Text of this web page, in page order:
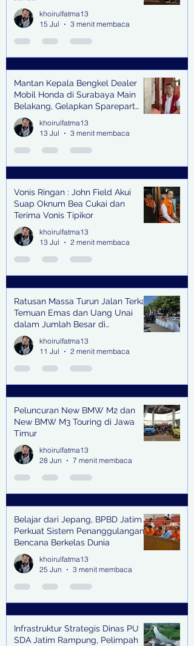
khoirulfatma13
15 Jul
3 menit membaca
Mantan Kepala Bengkel Dealer
Mobil Honda di Surabaya Main
Belakang, Gelapkan Sparepart
Senilai Rp 1,9 Miliar
khoirulfatma13
13 Jul
3 menit membaca
Vonis Ringan : John Field Akui
Suap Oknum Bea Cukai dan
Terima Vonis Tipikor
khoirulfatma13
13 Jul
2 menit membaca
Ratusan Massa Turun Jalan Terkait
Temuan Emas dan Uang Unai
dalam Jumlah Besar di
Lingkungan Jampidsus Kejaksaan
Agung RI di Jakarta
khoirulfatma13
11 Jul
2 menit membaca
Peluncuran New BMW M2 dan
New BMW M3 Touring di Jawa
Timur
khoirulfatma13
28 Jun
7 menit membaca
Belajar dari Jepang, BPBD Jatim
Perkuat Sistem Penanggulangan
Bencana Berkelas Dunia
khoirulfatma13
25 Jun
3 menit membaca
Infrastruktur Strategis Dinas PU
SDA Jatim Rampung, Pelimpah